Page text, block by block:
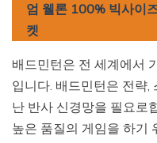
엄 웰론 100% 빅사이
켓
배드민턴은 전 세계에서
입니다. 배드민턴은 전략,
난 반사 신경망을 필요로
높은 품질의 게임을 하기